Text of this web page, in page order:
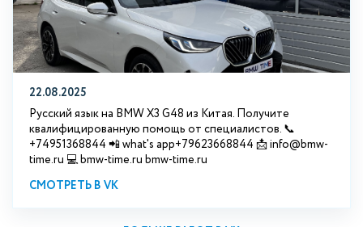
22.08.2025
Русский язык на BMW X3 G48 из Китая. Получите
квалифицированную помощь от специалистов. 📞
+74951368844 📲 what's app+79623668844 📩 info@bmw-
time.ru 💻 bmw-time.ru bmw-time.ru
СМОТРЕТЬ В VK